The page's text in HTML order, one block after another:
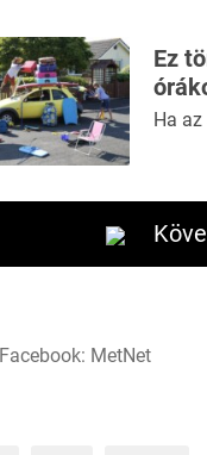
Ez
Ha
Facebook: MetNet